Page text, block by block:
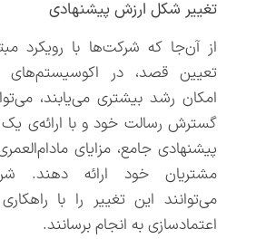
تغییر شکل ارزش پیشنهادی
از آن‌جا که شرکت‌ها با رویکرد
تعیین قصد، در اکوسیستم‌های
امکان رشد بیشتری می‌یابند،
گسترش رسالت خود و با ارائه‌ی
پیشنهادی جامع، مزایای
مشتریان خود ارائه دهند.
می‌توانند این تغییر را با
اعتمادسازی به انجام برسانند.